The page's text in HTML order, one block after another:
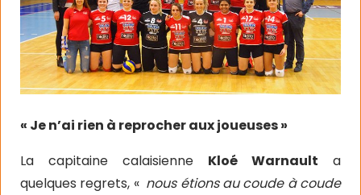
« Je n’ai rien à reprocher aux joueuses »
La capitaine calaisienne Kloé Warnault a
quelques regrets, « nous étions au coude à coude